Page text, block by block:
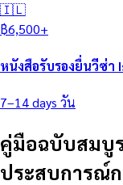
🇮🇱
฿6,500+
หนังสือรับรองยื่นวีซ่า
7–14 days วัน
คู่มือฉบับสมบู
ประสบการณ์